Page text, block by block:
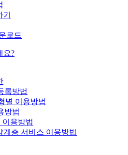
로드
요?
록방법
별 이용방법
방법
용방법
계층 서비스 이용방법